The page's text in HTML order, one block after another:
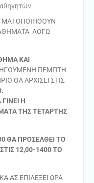
ΛΟΓΩ
ΚΑΙ
ΠΕΜΠΤΗ
ΘΑ ΑΡΧΙΣΕΙ ΣΤΙΣ
Η
ΤΗΣ ΤΕΤΑΡΤΗΣ
ΘΑ ΠΡΟΣΕΛΘΕΙ ΤΟ
12,00-1400 ΤΟ
ΑΣ ΕΠΙΛΕΞΕΙ ΩΡΑ